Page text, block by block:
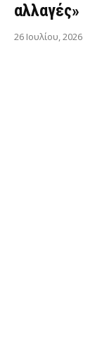
αλλαγές»
26 Ιουλίου, 2026